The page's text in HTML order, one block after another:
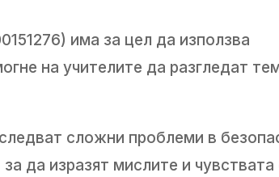
има за цел да използва
на учителите да разгледат
сложни проблеми в
да изразят мислите и чувствата